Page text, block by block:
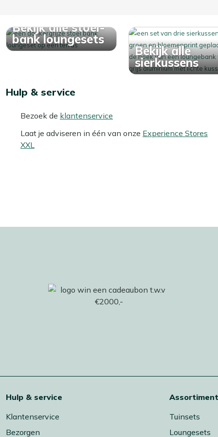
Bekijk alle stoel-
bank loungesets
Bekijk alle
sierkussens
Hulp & service
Bezoek de klantenservice
Laat je adviseren in één van onze Experience Stores
XXL
Hulp & service
Klantenservice
Bezorgen
Assortiment
Tuinsets
Loungesets